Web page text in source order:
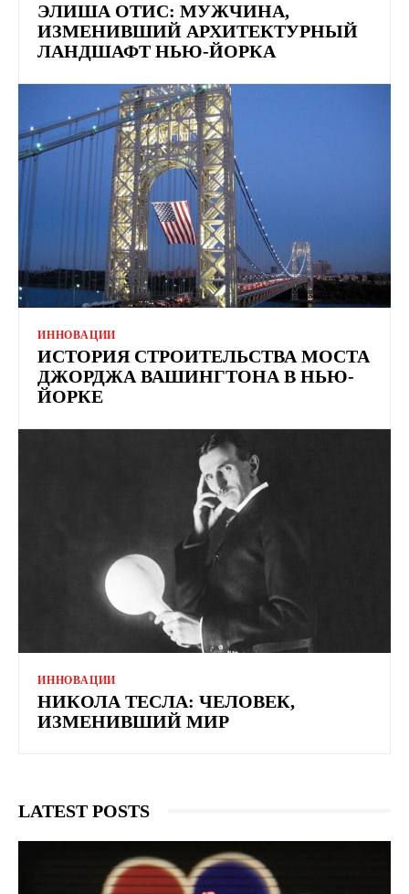
ЭЛИША ОТИС: МУЖЧИНА,
ИЗМЕНИВШИЙ АРХИТЕКТУРНЫЙ
ЛАНДШАФТ НЬЮ-ЙОРКА
ИННОВАЦИИ
ИСТОРИЯ СТРОИТЕЛЬСТВА МОСТА
ДЖОРДЖА ВАШИНГТОНА В НЬЮ-
ЙОРКЕ
ИННОВАЦИИ
НИКОЛА ТЕСЛА: ЧЕЛОВЕК,
ИЗМЕНИВШИЙ МИР
LATEST POSTS